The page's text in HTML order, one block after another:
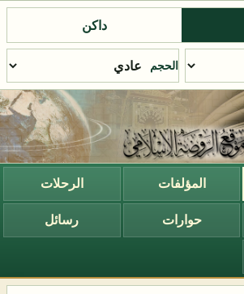
داكن
الحجم
المؤلفات الرحلات
حوارات رسائل